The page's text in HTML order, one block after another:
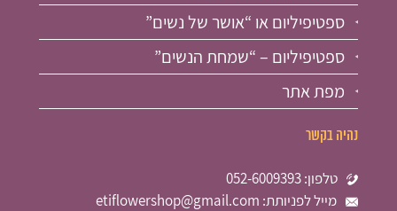
ספטיפיליום או “אושר של נשים”
ספטיפיליום – “שמחת הנשים”
מפת אתר
נהיה בקשר
טלפון: 052-6009393
מייל לפניותת: etiflowershop@gmail.com